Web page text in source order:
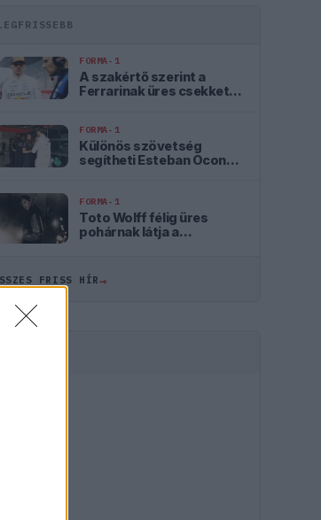
FORMA-1
A szakértő szerint a
Ferrarinak üres csekket
FORMA-1
Különös szövetség
segítheti Esteban Ocon
FORMA-1
Toto Wolff félig üres
pohárnak látja a
FRISS HÍR→